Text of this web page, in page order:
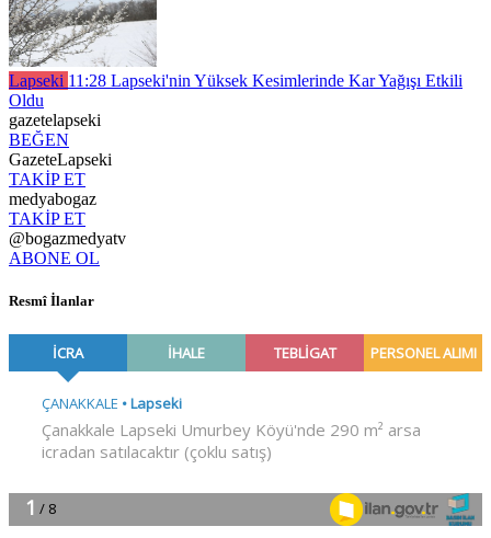
Lapseki 11:28 Lapseki'nin Yüksek Kesimlerinde Kar Yağışı Etkili
Oldu
gazetelapseki
BEĞEN
GazeteLapseki
TAKİP ET
medyabogaz
TAKİP ET
@bogazmedyatv
ABONE OL
Resmî İlanlar